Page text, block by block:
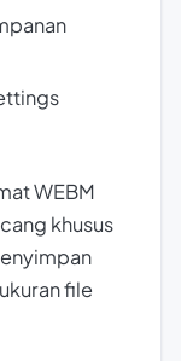
WEBM
khusus
file